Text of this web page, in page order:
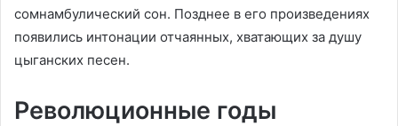
сомнамбулический сон. Позднее в его произведениях
появились интонации отчаянных, хватающих за душу
цыганских песен.
Революционные годы